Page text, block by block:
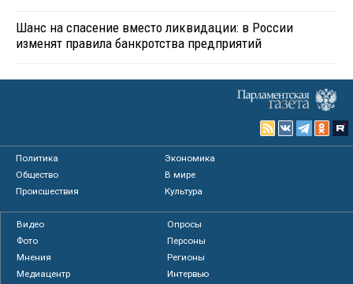
Шанс на спасение вместо ликвидации: в России
изменят правила банкротства предприятий
Политика
Экономика
Общество
В мире
Происшествия
Культура
Видео
Опросы
Фото
Персоны
Мнения
Регионы
Медиацентр
Интервью